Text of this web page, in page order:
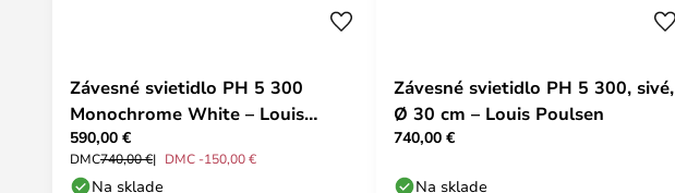
Závesné svietidlo PH 5 300
Monochrome White – Louis
Poulsen
590,00 €
DMC740,00 € DMC -150,00 €
Na sklade
Závesné svietidlo PH 5 300, sivé,
Ø 30 cm – Louis Poulsen
740,00 €
Na sklade